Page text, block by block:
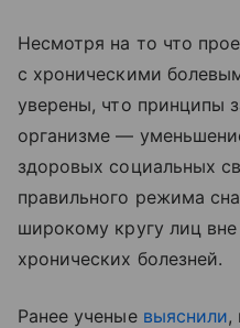
Несмотря на то что
с хроническими
уверены, что принципы
организме —
здоровых социальных
правильного режима
широкому кругу лиц
хронических болезней.
Ранее ученые выяснили,